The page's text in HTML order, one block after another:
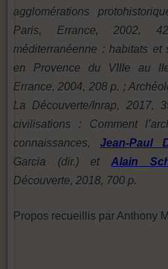
agglomérations
Paris, Errance, 2002,
méditerranéenne : habitats
en Provence du VIIIe au
Errance, 2004, 208 p. ;
La Découverte/Inrap, 2017,
civilisations : Comment
connaissances, Jean-Paul
Garcia (dir.) etAlain
Découverte, 2018, 700 p.
Propos recueillis par Anthony